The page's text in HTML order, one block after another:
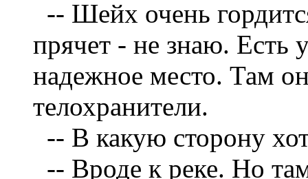
-- Шейх очень
прячет - не знаю. Есть
надежное место. Там
телохранители.
-- В какую сторону
-- Вроде к реке. Но